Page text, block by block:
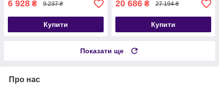
6 928 ₴ 9 237 ₴
Купити
20 686 ₴ 27 194 ₴
Купити
Показати ще
Про нас